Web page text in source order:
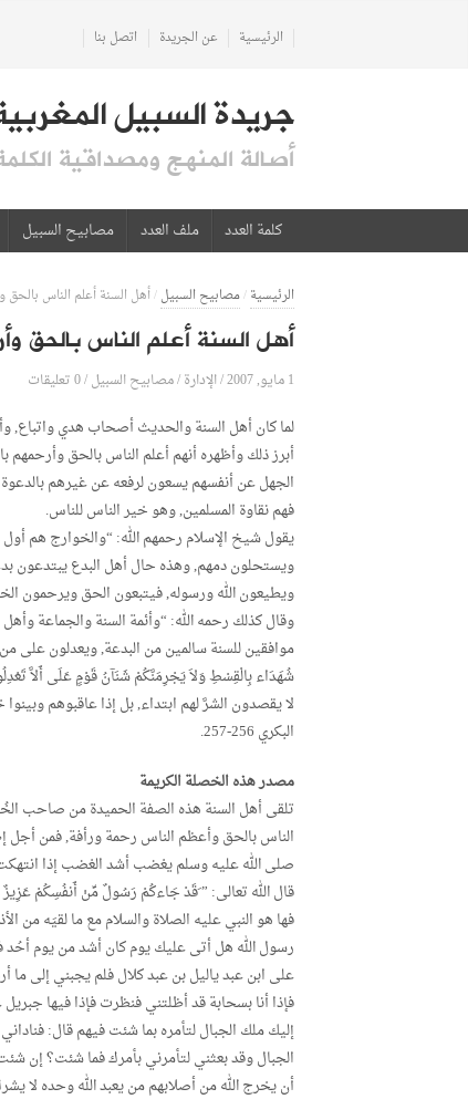
الرئيسية عن الجريدة اتصل بنا
جريدة السبيل
أصالة المنهج ومصداقية
كلمة العدد ملف العدد مصابيح السبيل
الرئيسية/مصابيح السبيل/أهل السنة أعلم الناس بالحق
أهل السنة أعلم الناس بالحق
1 مايو, 2007 /الإدارة/مصابيح السبيل/0 تعليقات
لما كان أهل السنة والحديث أصحاب هدي واتباع,
أبرز ذلك وأظهره أنهم أعلم الناس بالحق
الجهل عن أنفسهم يسعون لرفعه عن غيرهم
فهم نقاوة المسلمين, وهو خير الناس للناس.
يقول شيخ الإسلام رحمهم الله: “والخوارج هم
ويستحلون دمهم, وهذه حال أهل البدع يبتدعون
ويطيعون الله ورسوله, فيتبعون الحق ويرحمون الخلق”
وقال كذلك رحمه الله: “وأئمة السنة والجماعة
موافقين للسنة سالمين من البدعة, ويعدلون على من
شُهَدَاء بِالْقِسْطِ وَلاَ يَجْرِمَنَّكُمْ شَنَآنُ قَوْمٍ عَلَى أَلاَّ
لا يقصدون الشرَّ لهم ابتداء, بل إذا عاقبوهم
البكري 256-257.
مصدر هذه الخصلة الكريمة
تلقى أهل السنة هذه الصفة الحميدة من صاحب
الناس بالحق وأعظم الناس رحمة ورأفة, فمن أجل
صلى الله عليه وسلم يغضب أشد الغضب إذا
قال الله تعالى: ” َقَدْ جَاءكُمْ رَسُولٌ مِّنْ أَنفُسِكُمْ
فها هو النبي عليه الصلاة والسلام مع ما لقيَه من
رسول الله هل أتى عليك يوم كان أشد من يوم
على ابن عبد ياليل بن عبد كلال فلم يجبني إلى
فإذا أنا بسحابة قد أظلتني فنظرت فإذا فيها
إليك ملك الجبال لتأمره بما شئت فيهم قال:
الجبال وقد بعثني لتأمرني بأمرك فما شئت؟ إن
أن يخرج الله من أصلابهم من يعبد الله وحده لا